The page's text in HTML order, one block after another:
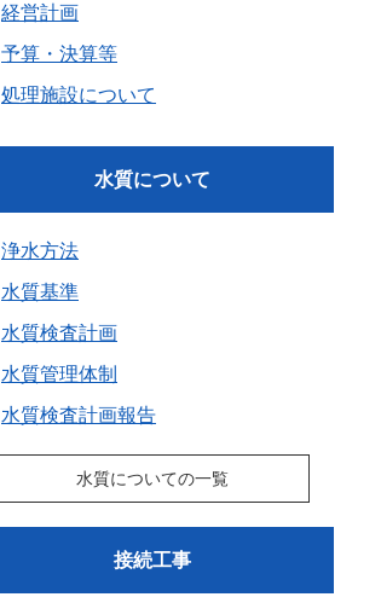
経営計画
予算・決算等
処理施設について
水質について
浄水方法
水質基準
水質検査計画
水質管理体制
水質検査計画報告
水質についての一覧
接続工事